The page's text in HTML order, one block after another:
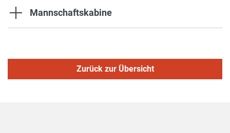
Mannschaftskabine
Zurück zur Übersicht